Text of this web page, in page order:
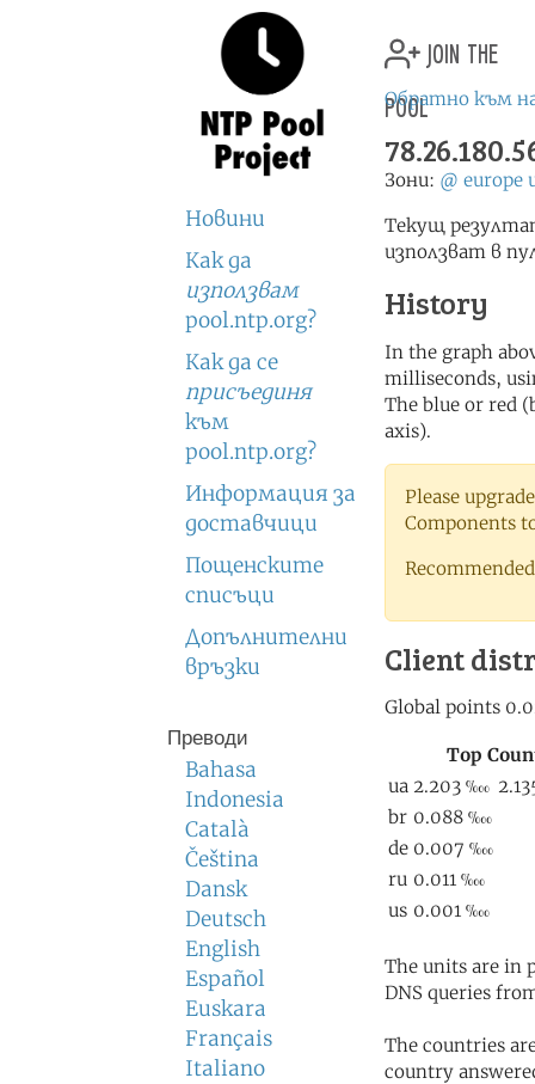
Новини
Как да
използвам
pool.ntp.org?
Как да се
присъединя
към
pool.ntp.org?
Информация за
доставчици
Пощенските
списъци
Допълнителни
връзки
Преводи
Bahasa
Indonesia
Català
Čeština
Dansk
Deutsch
English
Español
Euskara
Français
Italiano
join the
pool
Обратно към
Зони: @ europe
Текущ
използват в
History
In the graph
milliseconds,
The blue or red
axis).
Please
Components
Client
The units are in
DNS queries
The countries
country